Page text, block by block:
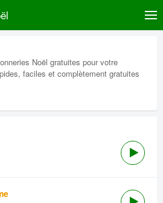
Noël gratuites pour votre
faciles et complètement gratuites